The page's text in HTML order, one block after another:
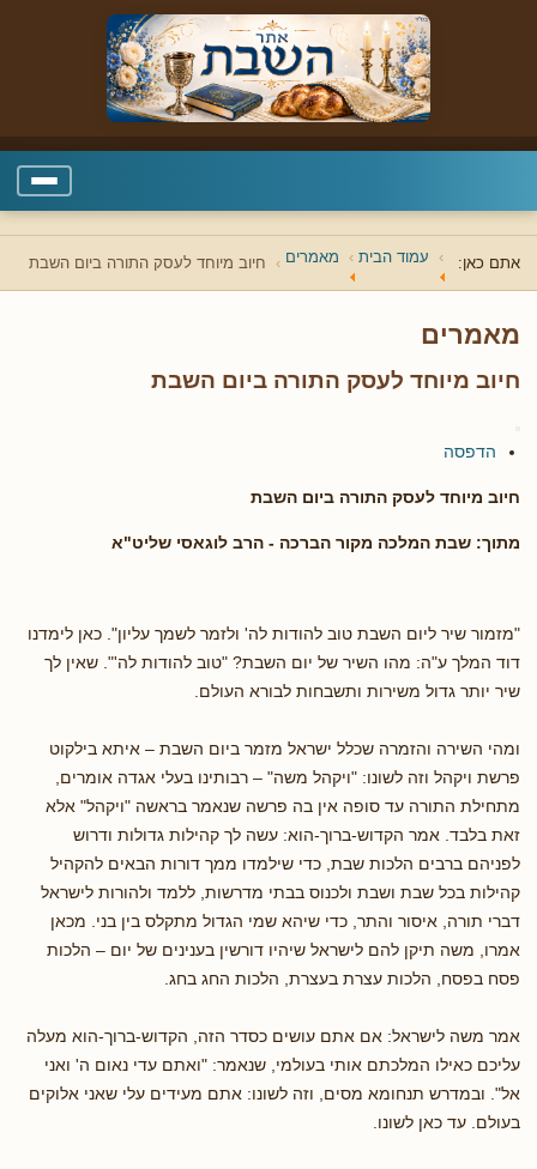
אתם כאן: עמוד הבית מאמרים חיוב מיוחד לעסק התורה ביום השבת
מאמרים
חיוב מיוחד לעסק התורה ביום השבת
הדפסה
חיוב מיוחד לעסק התורה ביום השבת
מתוך: שבת המלכה מקור הברכה - הרב לוגאסי שליט"א
"מזמור שיר ליום השבת טוב להודות לה' ולזמר לשמך עליון". כאן לימדנו
דוד המלך ע"ה: מהו השיר של יום השבת? "טוב להודות לה'". שאין לך
שיר יותר גדול משירות ותשבחות לבורא העולם.
ומהי השירה והזמרה שכלל ישראל מזמר ביום השבת – איתא בילקוט
פרשת ויקהל וזה לשונו: "ויקהל משה" – רבותינו בעלי אגדה אומרים,
מתחילת התורה עד סופה אין בה פרשה שנאמר בראשה "ויקהל" אלא
זאת בלבד. אמר הקדוש-ברוך-הוא: עשה לך קהילות גדולות ודרוש
לפניהם ברבים הלכות שבת, כדי שילמדו ממך דורות הבאים להקהיל
קהילות בכל שבת ושבת ולכנוס בבתי מדרשות, ללמד ולהורות לישראל
דברי תורה, איסור והתר, כדי שיהא שמי הגדול מתקלס בין בני. מכאן
אמרו, משה תיקן להם לישראל שיהיו דורשין בענינים של יום – הלכות
פסח בפסח, הלכות עצרת בעצרת, הלכות החג בחג.
אמר משה לישראל: אם אתם עושים כסדר הזה, הקדוש-ברוך-הוא מעלה
עליכם כאילו המלכתם אותי בעולמי, שנאמר: "ואתם עדי נאום ה' ואני
אל". ובמדרש תנחומא מסים, וזה לשונו: אתם מעידים עלי שאני אלוקים
בעולם. עד כאן לשונו.